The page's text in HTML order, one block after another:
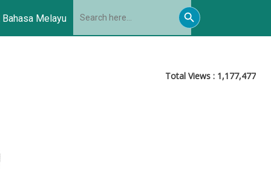
Bahasa Melayu
for:
Search
Button
Total Views : 1,177,477